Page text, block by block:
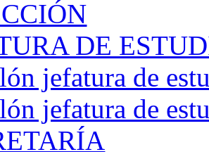
DE
jefatura de
jefatura de